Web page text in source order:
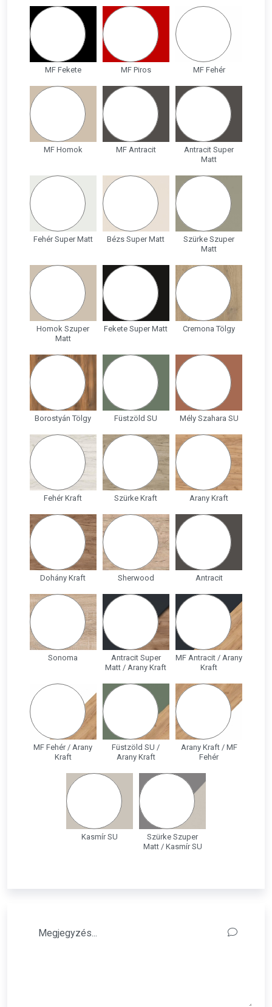
MF Fekete MF Piros MF Fehér
MF Homok MF Antracit
Antracit Super
Matt
Fehér Super Matt Bézs Super Matt
Szürke Szuper
Matt
Homok Szuper
Matt
Fekete Super Matt Cremona Tölgy
Borostyán Tölgy Füstzöld SU Mély Szahara SU
Fehér Kraft Szürke Kraft Arany Kraft
Dohány Kraft Sherwood Antracit
Sonoma
Antracit Super
Matt / Arany Kraft
MF Antracit / Arany
Kraft
MF Fehér / Arany
Kraft
Füstzöld SU /
Arany Kraft
Arany Kraft / MF
Fehér
Kasmír SU
Szürke Szuper
Matt / Kasmír SU